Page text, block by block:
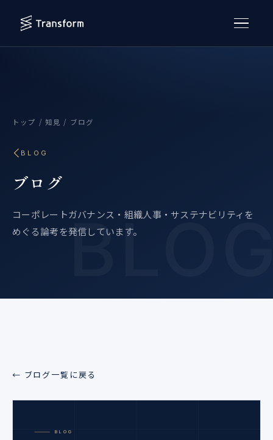
トップ / 知見 / ブログ
BLOG
ブログ
コーポレートガバナンス・組織人事・サステナビリティを
めぐる論考を発信しています。
← ブログ一覧に戻る
BLOG